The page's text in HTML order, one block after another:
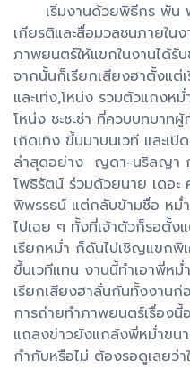
เริ่มงานด้วยพิธีกร พัน
เกียรติและสื่อมวลชนภายใน
ภาพยนตร์ให้แขกในงานได้
จากนั้นก็เรียกเสียงฮาตั้งแ
และเท่ง,โหน่ง รวมตัวแกงห
โหน่ง ชะชะช่า ที่ควบบทบาท
เถิดเทิง ขึ้นมาบนเวที และเ
ล่าสุดอย่าง ญดา-นริลญา
โพธิรัตน์ ร่วมด้วยนาย เดอะ
พิพรรธน์ แต่กลับข้ามชื่อ ห
ไปเฉย ๆ ทั้งที่เจ้าตัวก็รอตั้
เรียกหม่ำ ก็ดันไปเชิญแขกพิ
ขึ้นเวทีแทน งานนี้ทำเอาพี่ห
เรียกเสียงฮาลั่นกันทั้งงานก่
การถ่ายทำภาพยนตร์เรื่อง
แถลงข่าวยังแกล้งพี่หม่ำขน
กำกับหรือไม่ ต้องรอดูเลยว่